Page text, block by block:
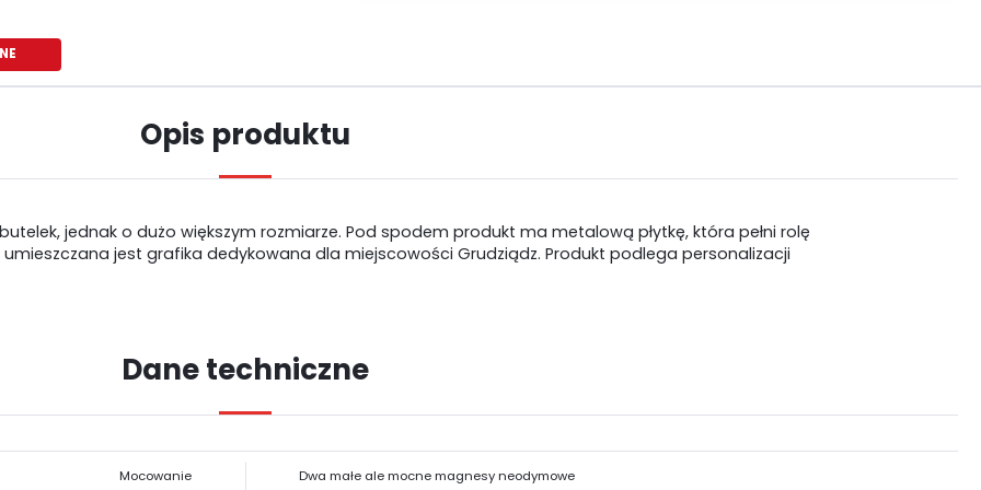
Opis produktu
jednak o dużo większym rozmiarze. Pod spodem produkt ma metalową płytkę, która pełni rolę
jest grafika dedykowana dla miejscowości Grudziądz. Produkt podlega personalizacji
Dane techniczne
Mocowanie Dwa małe ale mocne magnesy neodymowe
USTAWIENIA
Twoją prywatność. Możesz zmienić ustawienia cookies lub
zaakceptować je wszystkie. W dowolnym momencie możesz dokonać zmiany
USTAWIENIA REGIONALNE